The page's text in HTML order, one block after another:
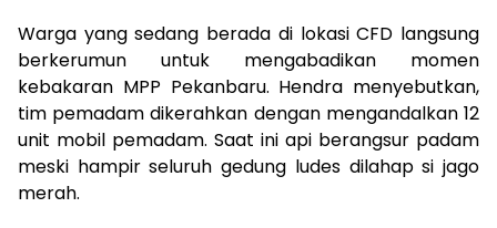
Warga yang sedang berada di lokasi CFD langsung
berkerumun untuk mengabadikan momen
kebakaran MPP Pekanbaru. Hendra menyebutkan,
tim pemadam dikerahkan dengan mengandalkan 12
unit mobil pemadam. Saat ini api berangsur padam
meski hampir seluruh gedung ludes dilahap si jago
merah.